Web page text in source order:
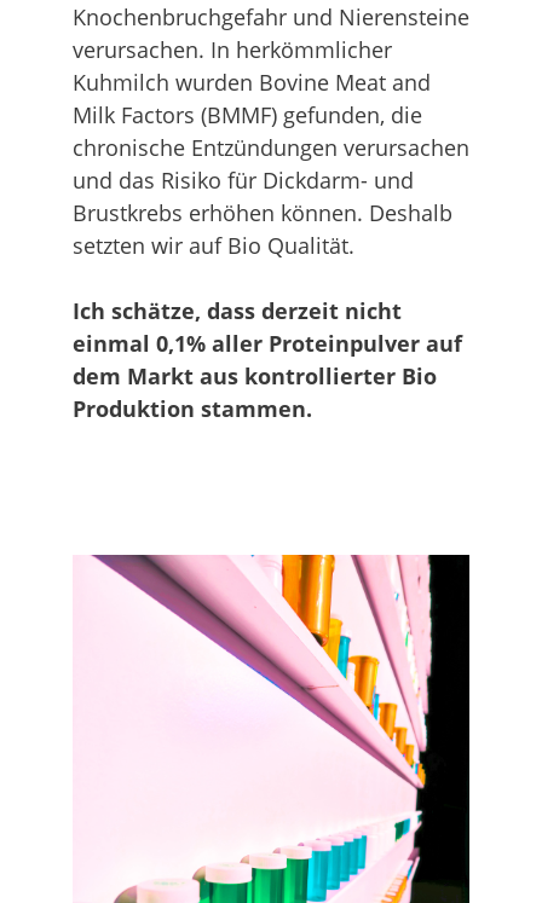
Knochenbruchgefahr und Nierensteine
verursachen. In herkömmlicher
Kuhmilch wurden Bovine Meat and
Milk Factors (BMMF) gefunden, die
chronische Entzündungen verursachen
und das Risiko für Dickdarm- und
Brustkrebs erhöhen können. Deshalb
setzten wir auf Bio Qualität.
Ich schätze, dass derzeit nicht
einmal 0,1% aller Proteinpulver auf
dem Markt aus kontrollierter Bio
Produktion stammen.